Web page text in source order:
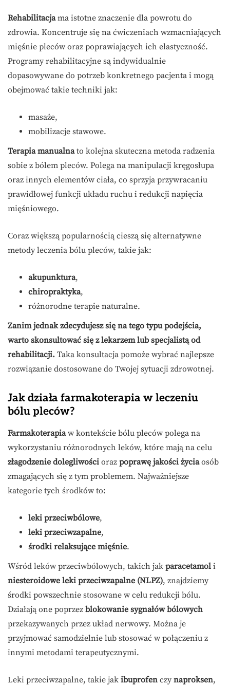
Rehabilitacjama istotne znaczenie dla powrotu do
zdrowia. Koncentruje się na ćwiczeniach wzmacniających
mięśnie pleców oraz poprawiających ich elastyczność.
Programy rehabilitacyjne są indywidualnie
dopasowywane do potrzeb konkretnego pacjenta i mogą
obejmować takie techniki jak:
masaże,
mobilizacje stawowe.
Terapia manualnato kolejna skuteczna metoda radzenia
sobie z bólem pleców. Polega na manipulacji kręgosłupa
oraz innych elementów ciała, co sprzyja przywracaniu
prawidłowej funkcji układu ruchu i redukcji napięcia
mięśniowego.
Coraz większą popularnością cieszą się alternatywne
metody leczenia bólu pleców, takie jak:
akupunktura,
chiropraktyka,
różnorodne terapie naturalne.
Zanim jednak zdecydujesz się na tego typu podejścia,
warto skonsultować się z lekarzem lub specjalistą od
rehabilitacji. Taka konsultacja pomoże wybrać najlepsze
rozwiązanie dostosowane do Twojej sytuacji zdrowotnej.
Jak działa farmakoterapia w leczeniu
bólu pleców?
Farmakoterapiaw kontekście bólu pleców polega na
wykorzystaniu różnorodnych leków, które mają na celu
złagodzenie dolegliwości oraz poprawę jakości życiaosób
zmagających się z tym problemem. Najważniejsze
kategorie tych środków to:
leki przeciwbólowe,
leki przeciwzapalne,
środki relaksujące mięśnie.
Wśród leków przeciwbólowych, takich jak paracetamol i
niesteroidowe leki przeciwzapalne (NLPZ), znajdziemy
środki powszechnie stosowane w celu redukcji bólu.
Działają one poprzez blokowanie sygnałów bólowych
przekazywanych przez układ nerwowy. Można je
przyjmować samodzielnie lub stosować w połączeniu z
innymi metodami terapeutycznymi.
Leki przeciwzapalne, takie jak ibuprofen czy naproksen,